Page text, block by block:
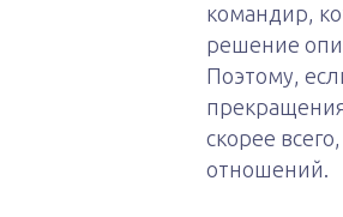
командир,
решение
Поэтому,
скорее
отношений.